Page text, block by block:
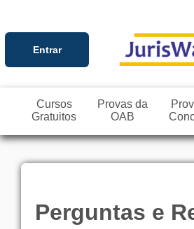
Entrar
Cursos
Gratuitos
Provas da
OAB
Perguntas e